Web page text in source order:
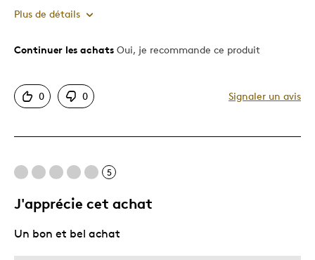
Occasion spéciale
Plus de détails
Le pour
Motif attrayant
Très bonne qualité
Continuer les achats Oui, je recommande ce produit
0 0 Signaler un avis
5
J'apprécie cet achat
Un bon et bel achat